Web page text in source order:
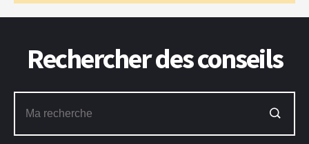
Rechercher des conseils